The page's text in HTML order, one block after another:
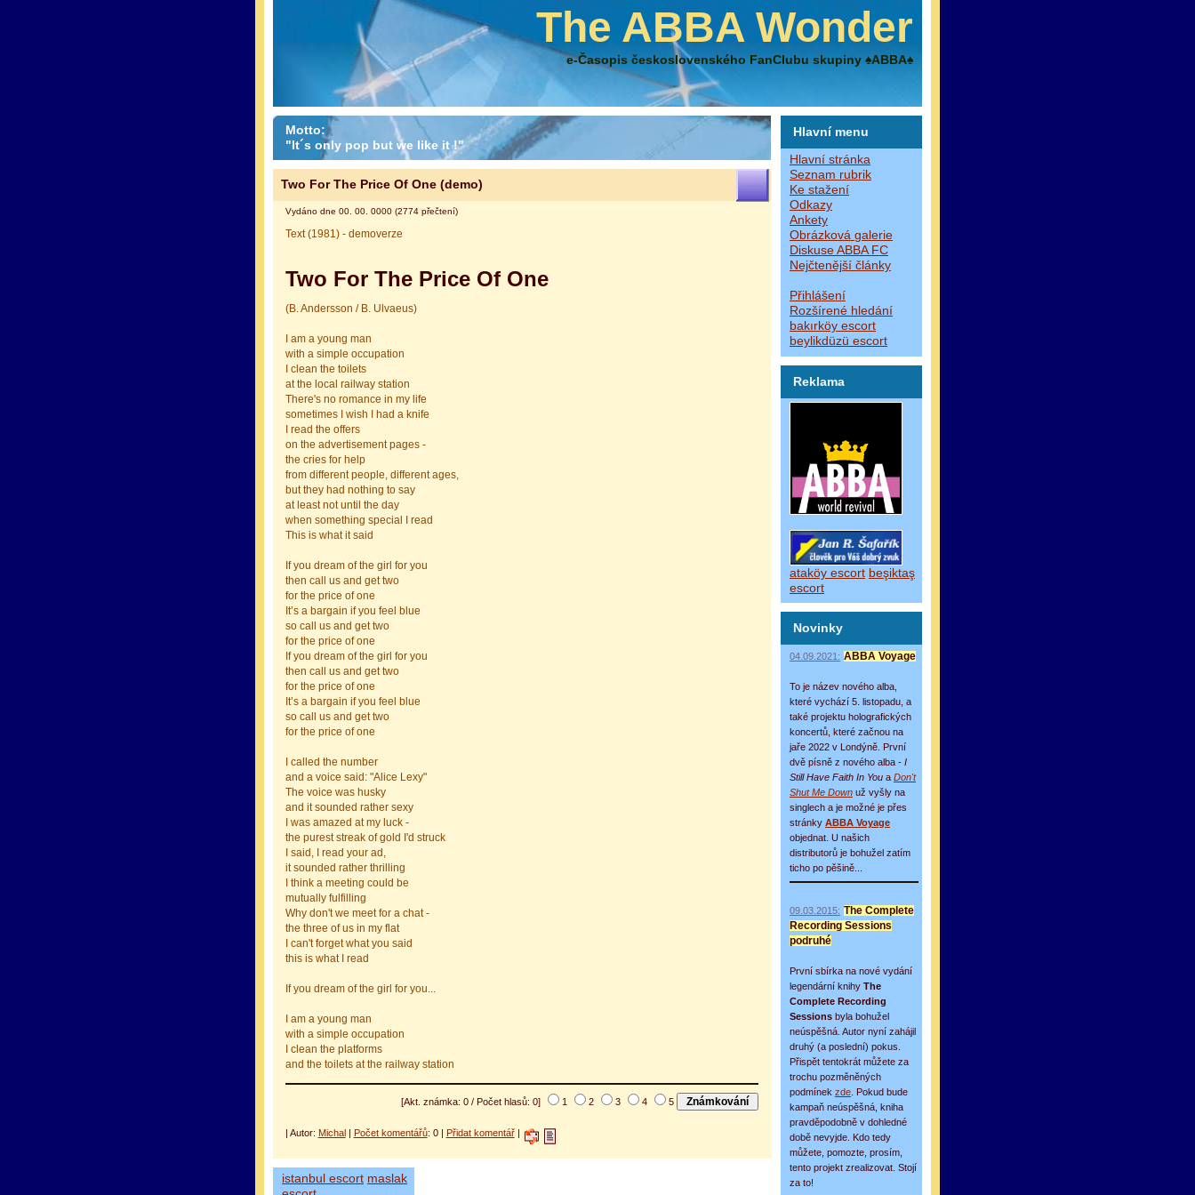
The ABBA Wonder
e-Časopis československého FanClubu skupiny ♠ABBA♠
Hlavní menu
Hlavní stránka
Seznam rubrik
Ke stažení
Odkazy
Ankety
Obrázková galerie
Diskuse ABBA FC
Nejčtenější články
Přihlášení
Rozšírené hledání
bakırköy escort
beylikdüzü escort
Reklama
ataköy escort beşiktaş
escort
Novinky
04.09.2021: ABBA Voyage
To je název nového alba,
které vychází 5. listopadu, a
také projektu holografických
koncertů, které začnou na
jaře 2022 v Londýně. První
dvě písně z nového alba - I
Still Have Faith In You a Don't
Shut Me Down už vyšly na
singlech a je možné je přes
stránky ABBA Voyage
objednat. U našich
distributorů je bohužel zatím
ticho po pěšině...
09.03.2015: The Complete
Recording Sessions
podruhé
První sbírka na nové vydání
legendární knihy The
Complete Recording
Sessions byla bohužel
neúspěšná. Autor nyní zahájil
druhý (a poslední) pokus.
Přispět tentokrát můžete za
trochu pozměněných
podmínek zde . Pokud bude
kampaň neúspěšná, kniha
pravděpodobně v dohledné
době nevyjde. Kdo tedy
můžete, pomozte, prosím,
tento projekt zrealizovat. Stojí
za to!
Motto:
"It´s only pop but we like it !"
Two For The Price Of One (demo)
Vydáno dne 00. 00. 0000 (2774 přečtení)
Text (1981) - demoverze
Two For The Price Of One
(B. Andersson / B. Ulvaeus)
I am a young man
with a simple occupation
I clean the toilets
at the local railway station
There's no romance in my life
sometimes I wish I had a knife
I read the offers
on the advertisement pages -
the cries for help
from different people, different ages,
but they had nothing to say
at least not until the day
when something special I read
This is what it said
If you dream of the girl for you
then call us and get two
for the price of one
It’s a bargain if you feel blue
so call us and get two
for the price of one
If you dream of the girl for you
then call us and get two
for the price of one
It’s a bargain if you feel blue
so call us and get two
for the price of one
I called the number
and a voice said: "Alice Lexy"
The voice was husky
and it sounded rather sexy
I was amazed at my luck -
the purest streak of gold I'd struck
I said, I read your ad,
it sounded rather thrilling
I think a meeting could be
mutually fulfilling
Why don't we meet for a chat -
the three of us in my flat
I can't forget what you said
this is what I read
If you dream of the girl for you...
I am a young man
with a simple occupation
I clean the platforms
and the toilets at the railway station
[Akt. známka: 0 / Počet hlasů: 0] 1 2 3 4 5
| Autor: Michal| Počet komentářů: 0 | Přidat komentář|
istanbul escort maslak